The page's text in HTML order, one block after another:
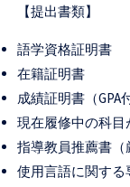
【提出書類】
語学資格証明書
在籍証明書
成績証明書（GPA
現在履修中の科目
指導教員推薦書（
使用言語に関す